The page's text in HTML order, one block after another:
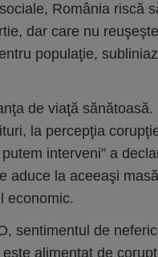
România riscă
dar care nu
populaţie,
de viaţă sănătoasă.
la percepţia
interveni” a
aduce la aceeaşi
economic.
sentimentul de
alimentat de